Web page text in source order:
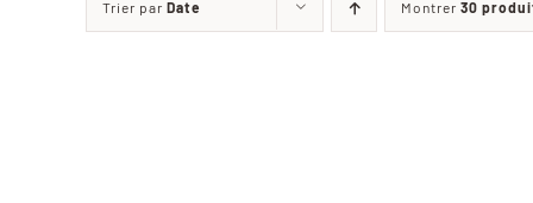
Trier par Date Montrer 30